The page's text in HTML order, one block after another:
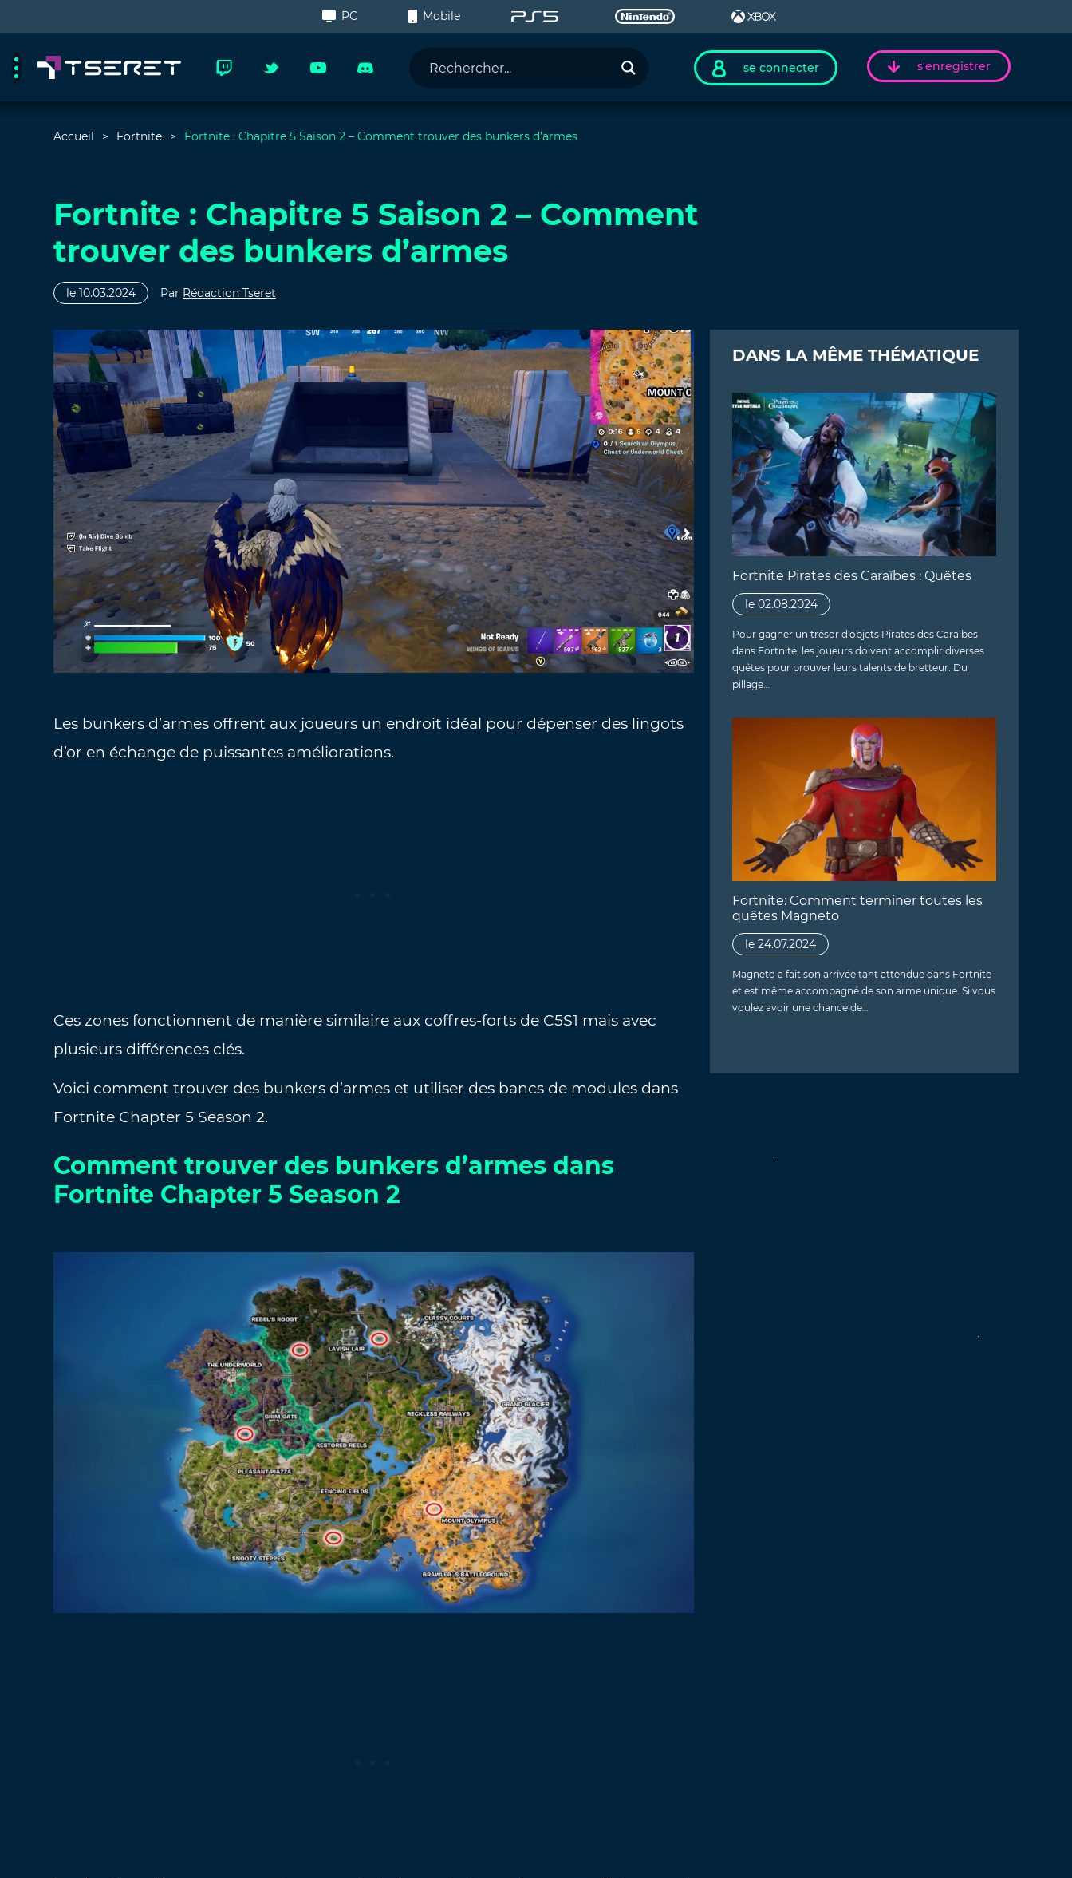
PC Mobile
se connecter s'enregistrer
Accueil Fortnite Fortnite : Chapitre 5 Saison 2 – Comment trouver des bunkers d’armes
Fortnite : Chapitre 5 Saison 2 – Comment
trouver des bunkers d’armes
le 10.03.2024 Par Rédaction Tseret
Les bunkers d’armes offrent aux joueurs un endroit idéal pour dépenser des lingots
d’or en échange de puissantes améliorations.
Ces zones fonctionnent de manière similaire aux coffres-forts de C5S1 mais avec
plusieurs différences clés.
Voici comment trouver des bunkers d’armes et utiliser des bancs de modules dans
Fortnite Chapter 5 Season 2.
Comment trouver des bunkers d’armes dans
Fortnite Chapter 5 Season 2
DANS LA MÊME THÉMATIQUE
Fortnite Pirates des Caraïbes : Quêtes
le 02.08.2024
Pour gagner un trésor d'objets Pirates des Caraïbes
dans Fortnite, les joueurs doivent accomplir diverses
quêtes pour prouver leurs talents de bretteur. Du
pillage…
Fortnite: Comment terminer toutes les
quêtes Magneto
le 24.07.2024
Magneto a fait son arrivée tant attendue dans Fortnite
et est même accompagné de son arme unique. Si vous
voulez avoir une chance de…